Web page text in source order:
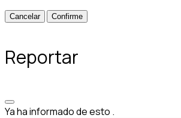
Confirme
Reportar
Ya ha informado de esto .